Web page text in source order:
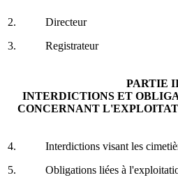
2.
3.
Directeur
Registrateur
PARTIE
INTERDICTIONS ET
CONCERNANT
4.
5.
Interdictions visant les
Obligations liées à